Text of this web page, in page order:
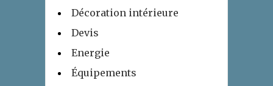
Décoration intérieure
Devis
Energie
Équipements